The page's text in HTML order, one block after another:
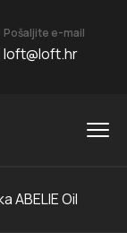
Pošaljite e-mail
loft@loft.hr
ABELIE Oil